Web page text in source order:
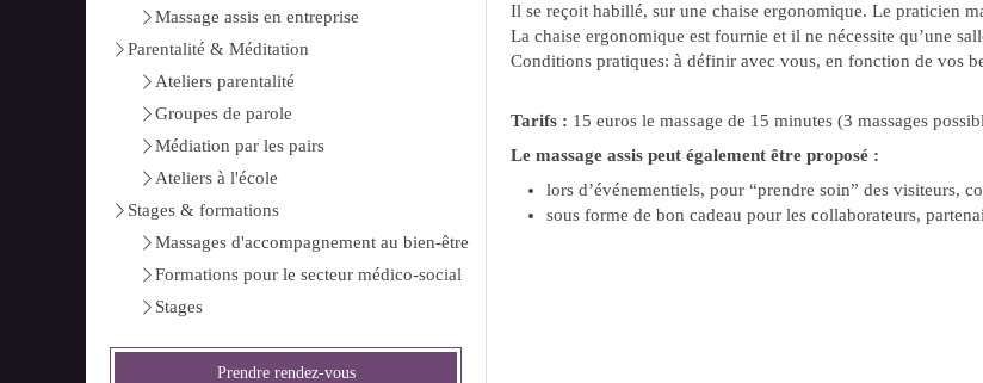
Il se reçoit habillé, sur une chaise ergonomique. Le praticien
La chaise ergonomique est fournie et il ne nécessite qu’une
Conditions pratiques: à définir avec vous, en fonction de vos
Tarifs : 15 euros le massage de 15 minutes (3 massages
Le massage assis peut également être proposé :
lors d’événementiels, pour “prendre soin” des visiteurs,
sous forme de bon cadeau pour les collaborateurs,
Massage assis en entreprise
Parentalité & Méditation
Ateliers parentalité
Groupes de parole
Médiation par les pairs
Ateliers à l'école
Stages & formations
Massages d'accompagnement au bien-être
Formations pour le secteur médico-social
Stages
Prendre rendez-vous